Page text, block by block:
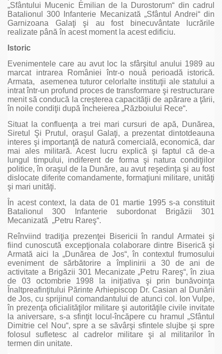
„Sfântului Mucenic Emilian de la Durostorum“ din cadrul
Batalionul 300 Infanterie Mecanizată „Sfântul Andrei“ din
Garnizoana Galaţi şi au fost binecuvântate lucrările
realizate până în acest moment la acest edificiu.
Istoric
Evenimentele care au avut loc la sfârşitul anului 1989 au
marcat intrarea României într-o nouă perioadă istorică.
Armata, asemenea tuturor celorlalte instituţii ale statului a
intrat într-un profund proces de transformare şi restructurare
menit să conducă la creşterea capacităţii de apărare a ţării,
în noile condiţii după încheierea „Războiului Rece“.
Situat la confluenţa a trei mari cursuri de apă, Dunărea,
Siretul Şi Prutul, oraşul Galaţi, a prezentat dintotdeauna
interes şi importanţă de natură comercială, economică, dar
mai ales militară. Acest lucru explică şi faptul că de-a
lungul timpului, indiferent de forma şi natura condiţiilor
politice, în oraşul de la Dunăre, au avut reşedinţa şi au fost
dislocate diferite comandamente, formaţiuni militare, unităţi
şi mari unităţi.
În acest context, la data de 01 martie 1995 s-a constituit
Batalionul 300 Infanterie subordonat Brigăzii 301
Mecanizată „Petru Rareş“.
Reînviind tradiţia prezenţei Bisericii în randul Armatei şi
fiind cunoscută excepţionala colaborare dintre Biserică şi
Armată aici la „Dunărea de Jos“, în contextul frumosului
eveniment de sărbătorire a împlinirii a 30 de ani de
activitate a Brigăzii 301 Mecanizate „Petru Rareş“, în ziua
de 03 octombrie 1998 la iniţiativa şi prin bunăvoinţa
Înaltpreafinţitului Părinte Arhiepiscop Dr. Casian al Dunării
de Jos, cu sprijinul comandantului de atunci col. Ion Vulpe,
în prezenţa oficialităţilor militare şi autorităţile civile invitate
la aniversare, s-a sfinţit locul-încăpere cu hramul „Sfântul
Dimitrie cel Nou“, spre a se săvârşi sfintele slujbe şi spre
folosul sufletesc al cadrelor militare şi al militarilor în
termen din unitate.